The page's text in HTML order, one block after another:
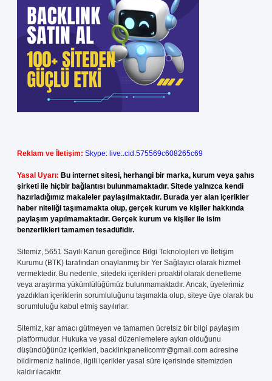
Reklam ve İletişim: Skype: live:.cid.575569c608265c69
Yasal Uyarı: Bu internet sitesi, herhangi bir marka, kurum veya şahıs
şirketi ile hiçbir bağlantısı bulunmamaktadır. Sitede yalnızca kendi
hazırladığımız makaleler paylaşılmaktadır. Burada yer alan içerikler
haber niteliği taşımamakta olup, gerçek kurum ve kişiler hakkında
paylaşım yapılmamaktadır. Gerçek kurum ve kişiler ile isim
benzerlikleri tamamen tesadüfidir.
Sitemiz, 5651 Sayılı Kanun gereğince Bilgi Teknolojileri ve İletişim
Kurumu (BTK) tarafından onaylanmış bir Yer Sağlayıcı olarak hizmet
vermektedir. Bu nedenle, sitedeki içerikleri proaktif olarak denetleme
veya araştırma yükümlülüğümüz bulunmamaktadır. Ancak, üyelerimiz
yazdıkları içeriklerin sorumluluğunu taşımakta olup, siteye üye olarak bu
sorumluluğu kabul etmiş sayılırlar.
Sitemiz, kar amacı gütmeyen ve tamamen ücretsiz bir bilgi paylaşım
platformudur. Hukuka ve yasal düzenlemelere aykırı olduğunu
düşündüğünüz içerikleri, backlinkpanelicomtr@gmail.com adresine
bildirmeniz halinde, ilgili içerikler yasal süre içerisinde sitemizden
kaldırılacaktır.